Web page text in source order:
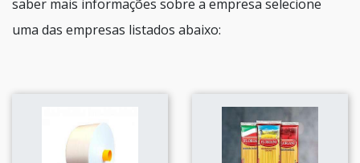
saber mais informações sobre a empresa selecione
uma das empresas listados abaixo: